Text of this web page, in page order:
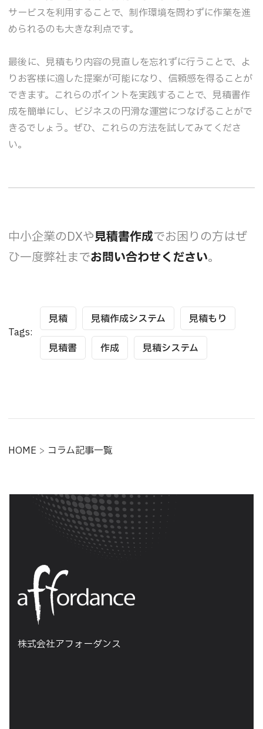
サービスを利用することで、制作環境を問わずに作業を進
められるのも大きな利点です。
最後に、見積もり内容の見直しを忘れずに行うことで、よ
りお客様に適した提案が可能になり、信頼感を得ることが
できます。これらのポイントを実践することで、見積書作
成を簡単にし、ビジネスの円滑な運営につなげることがで
きるでしょう。ぜひ、これらの方法を試してみてくださ
い。
中小企業のDXや見積書作成でお困りの方はぜ
ひ一度弊社までお問い合わせください。
Tags:
見積 見積作成システム 見積もり
見積書 作成 見積システム
HOME > コラム記事一覧
株式会社アフォーダンス